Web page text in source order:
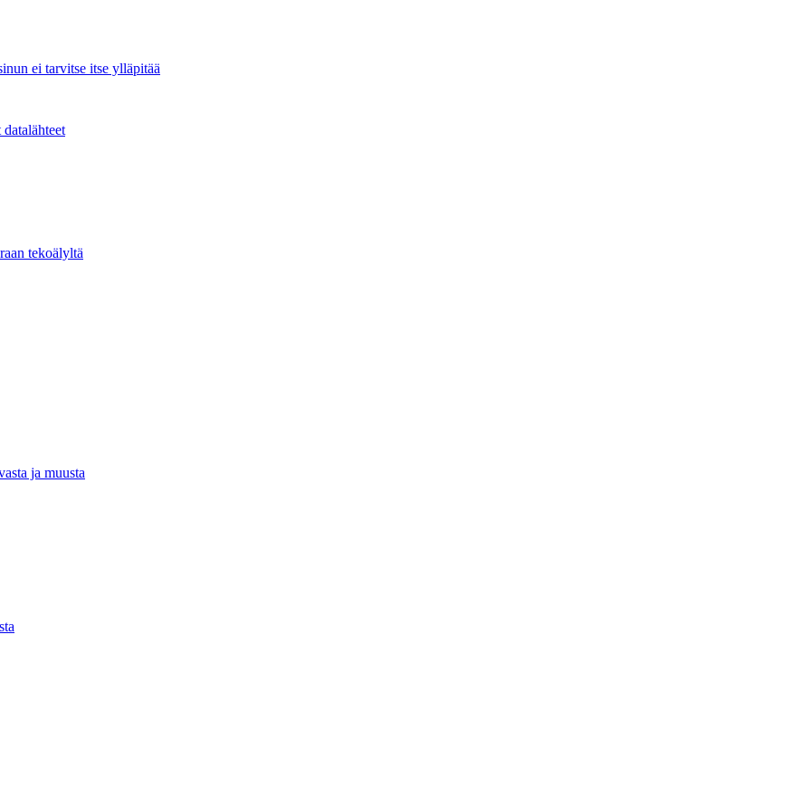
ei tarvitse itse ylläpitää
tekoälyltä
ja muusta